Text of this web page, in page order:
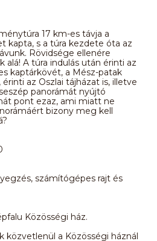
17 km-es távja a
kapta, s a túra kezdete óta az
Rövidsége ellenére
alá! A túra indulás után érinti az
kaptárkövét, a Mész-patak
az Oszlai tájházat is, illetve
panorámát nyújtó
pont ezaz, ami miatt ne
bizony meg kell
számítógépes rajt és
Közösségi ház.
közvetlenül a Közösségi háznál